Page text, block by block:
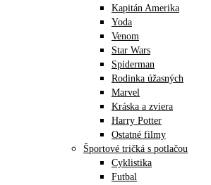
Kapitán Amerika
Yoda
Venom
Star Wars
Spiderman
Rodinka úžasných
Marvel
Kráska a zviera
Harry Potter
Ostatné filmy
Športové tričká s potlačou
Cyklistika
Futbal